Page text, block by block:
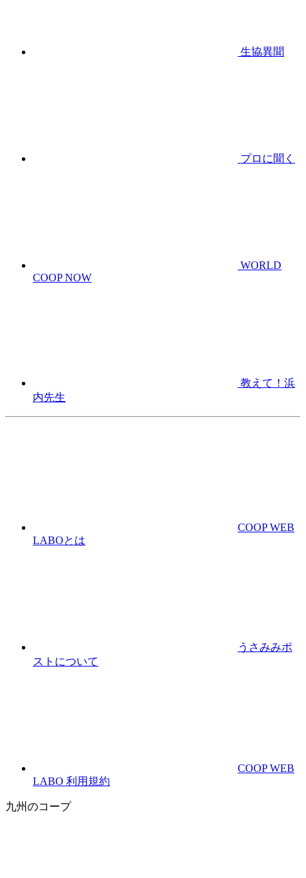
生協異聞
プロに聞く
WORLD
COOP NOW
教えて！浜
内先生
COOP WEB
LABOとは
うさみみポ
ストについて
COOP WEB
LABO 利用規約
九州のコープ